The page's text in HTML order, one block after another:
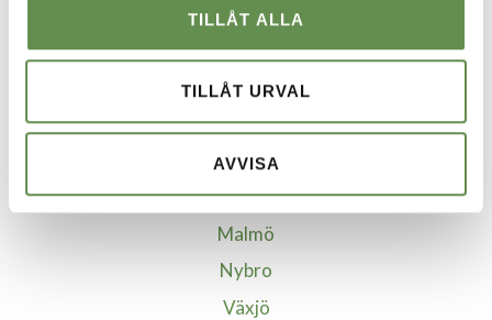
TILLÅT ALLA
TILLÅT URVAL
AVVISA
Borlänge
Göteborg
Helsingborg
Jönköping
Kalmar
Kristianstad-Åhus
Malmö
Nybro
Växjö